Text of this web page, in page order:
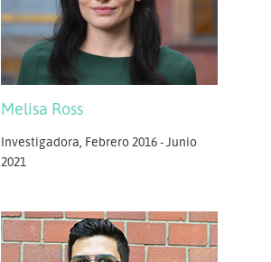
Melisa Ross
Investigadora, Febrero 2016 - Junio
2021